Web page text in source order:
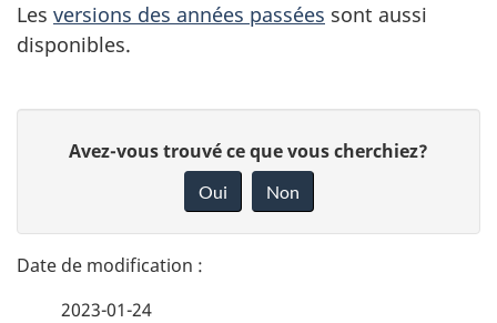
Les versions des années passées sont aussi
disponibles.
t
a
n
Avez-vous trouvé ce que vous cherchiez?
Oui Non
2023-01-24